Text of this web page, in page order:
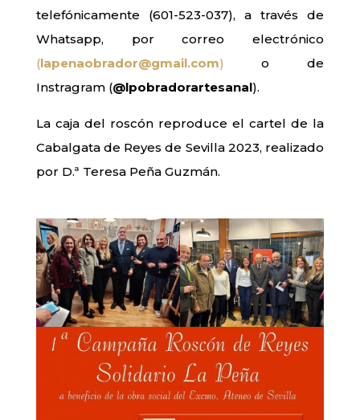
telefónicamente (601-523-037), a través de
Whatsapp, por correo electrónico
(lapenaobrador@gmail.com) o de
Instragram (@lpobradorartesanal).
La caja del roscón reproduce el cartel de la
Cabalgata de Reyes de Sevilla 2023, realizado
por D.ª Teresa Peña Guzmán.